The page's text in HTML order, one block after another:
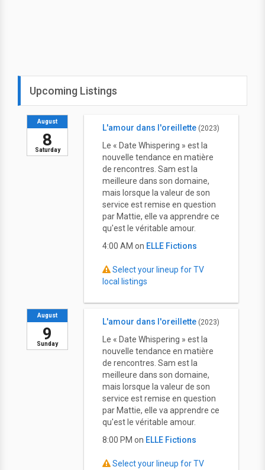
Upcoming Listings
Saturday
August
8
L'amour dans l'oreillette (2023)
Le « Date Whispering » est la
nouvelle tendance en matière
de rencontres. Sam est la
meilleure dans son domaine,
mais lorsque la valeur de son
service est remise en question
par Mattie, elle va apprendre ce
qu'est le véritable amour.
4:00 AM on ELLE Fictions
Select your lineup for TV
local listings
Sunday
August
9
L'amour dans l'oreillette (2023)
Le « Date Whispering » est la
nouvelle tendance en matière
de rencontres. Sam est la
meilleure dans son domaine,
mais lorsque la valeur de son
service est remise en question
par Mattie, elle va apprendre ce
qu'est le véritable amour.
8:00 PM on ELLE Fictions
Select your lineup for TV